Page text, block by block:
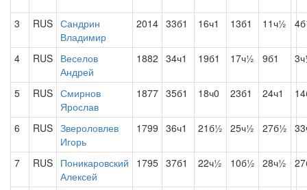
3 RUS Сандрин
Владимир
2014 33б1 16ч1 13б1 11ч½
4 RUS Веселов
Андрей
1882 34ч1 19б1 17ч½ 9б1
5 RUS Смирнов
Ярослав
1877 35б1 18ч0 23б1 24ч1
6 RUS Звероловлев
Игорь
1799 36ч1 21б½ 25ч½ 27б½
7 RUS Поникаровский
Алексей
1795 37б1 22ч½ 10б½ 28ч½